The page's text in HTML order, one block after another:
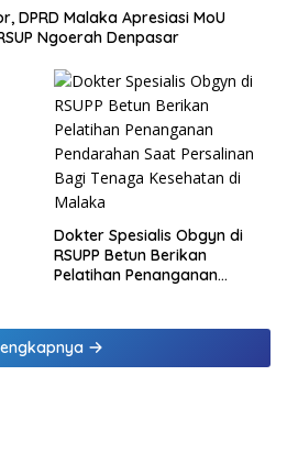
DPRD Malaka Apresiasi MoU
Ngoerah Denpasar
Dokter Spesialis Obgyn di
RSUPP Betun Berikan
Pelatihan Penanganan
Malaka